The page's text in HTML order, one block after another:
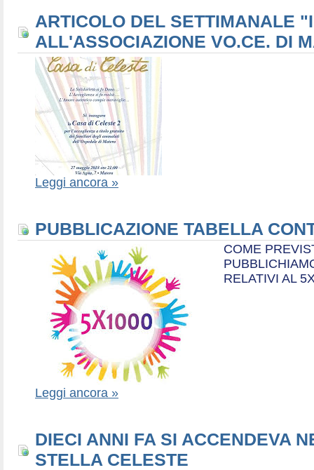
ARTICOLO DEL SETTIMANALE
ALL'ASSOCIAZIONE VO.CE. DI
Leggi ancora »
PUBBLICAZIONE TABELLA
COME
RELATIVI AL
Leggi ancora »
DIECI ANNI FA SI ACCENDEVA
STELLA CELESTE